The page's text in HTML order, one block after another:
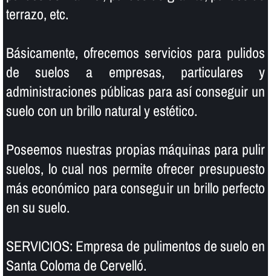
terrazo, etc.
Básicamente, ofrecemos servicios para pulidos
de suelos a empresas, particulares y
administraciones públicas para así­ conseguir un
suelo con un brillo natural y estético.
Poseemos nuestras propias máquinas para pulir
suelos, lo cual nos permite ofrecer presupuesto
más económico para conseguir un brillo perfecto
en su suelo.
SERVICIOS: Empresa de pulimentos de suelo en
Santa Coloma de Cervelló.